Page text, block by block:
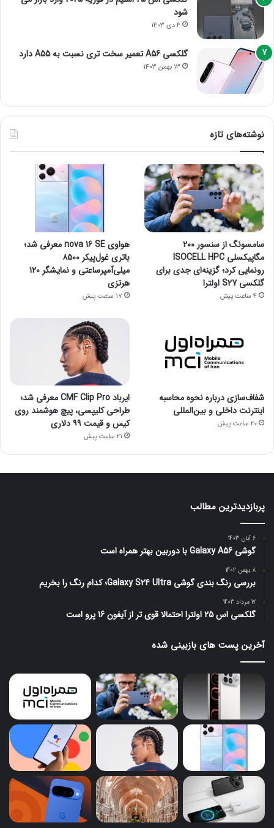
شود
4 دی 1403
گلکسی A56 تعمیر سخت تری نسبت به A55 دارد
13 بهمن 1403
نوشته‌های تازه
سامسونگ از سنسور ۲۰۰
مگاپیکسلی ISOCELL HPC
رونمایی کرد؛ گزینه‌ای جدی برای
گلکسی S27 اولترا
4 ساعت پیش
هواوی nova 16 SE معرفی شد؛
باتری غول‌پیکر ۸۵۰۰
میلی‌آمپرساعتی و نمایشگر ۱۲۰
هرتزی
17 ساعت پیش
شفاف‌سازی درباره نحوه محاسبه
اینترنت داخلی و بین‌المللی
20 ساعت پیش
ایرباد CMF Clip Pro معرفی شد؛
طراحی کلیپسی، پیچ هوشمند روی
کیس و قیمت ۹۹ دلاری
21 ساعت پیش
پربازدیدترین مطالب
6 آبان 1403
گوشی Galaxy A56 با دوربین بهتر همراه است
8 بهمن 1402
بررسی رنگ بندی گوشی Galaxy S24 Ultra؛ کدام رنگ را بخریم
17 مرداد 1403
گلکسی اس 25 اولترا احتمالا قوی تر از آیفون 16 پرو است
آخرین پست های بازبینی شده